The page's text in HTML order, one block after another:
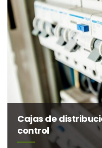
Cajas de
control